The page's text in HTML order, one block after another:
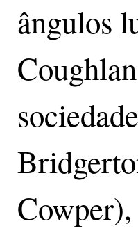
ângulos